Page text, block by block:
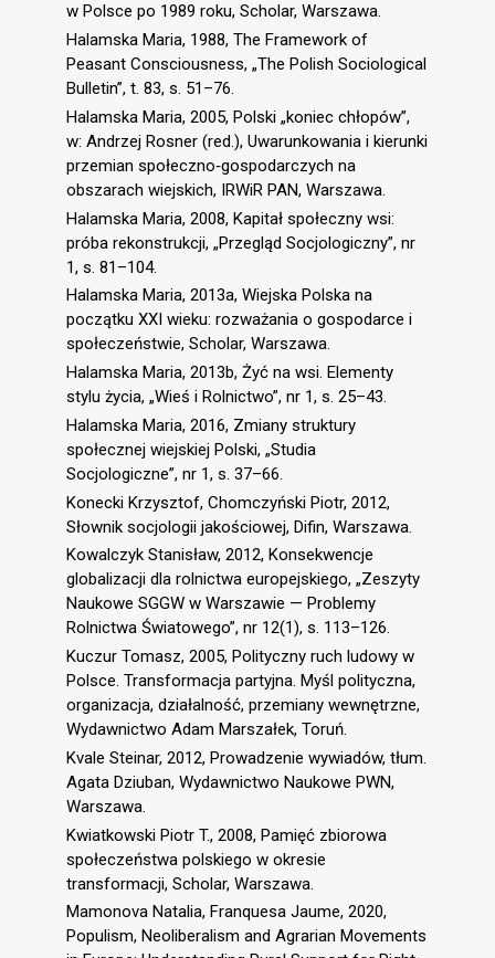
w Polsce po 1989 roku, Scholar, Warszawa.
Halamska Maria, 1988, The Framework of
Peasant Consciousness, „The Polish Sociological
Bulletin”, t. 83, s. 51–76.
Halamska Maria, 2005, Polski „koniec chłopów”,
w: Andrzej Rosner (red.), Uwarunkowania i kierunki
przemian społeczno‑gospodarczych na
obszarach wiejskich, IRWiR PAN, Warszawa.
Halamska Maria, 2008, Kapitał społeczny wsi:
próba rekonstrukcji, „Przegląd Socjologiczny”, nr
1, s. 81–104.
Halamska Maria, 2013a, Wiejska Polska na
początku XXI wieku: rozważania o gospodarce i
społeczeństwie, Scholar, Warszawa.
Halamska Maria, 2013b, Żyć na wsi. Elementy
stylu życia, „Wieś i Rolnictwo”, nr 1, s. 25–43.
Halamska Maria, 2016, Zmiany struktury
społecznej wiejskiej Polski, „Studia
Socjologiczne”, nr 1, s. 37–66.
Konecki Krzysztof, Chomczyński Piotr, 2012,
Słownik socjologii jakościowej, Difin, Warszawa.
Kowalczyk Stanisław, 2012, Konsekwencje
globalizacji dla rolnictwa europejskiego, „Zeszyty
Naukowe SGGW w Warszawie — Problemy
Rolnictwa Światowego”, nr 12(1), s. 113–126.
Kuczur Tomasz, 2005, Polityczny ruch ludowy w
Polsce. Transformacja partyjna. Myśl polityczna,
organizacja, działalność, przemiany wewnętrzne,
Wydawnictwo Adam Marszałek, Toruń.
Kvale Steinar, 2012, Prowadzenie wywiadów, tłum.
Agata Dziuban, Wydawnictwo Naukowe PWN,
Warszawa.
Kwiatkowski Piotr T., 2008, Pamięć zbiorowa
społeczeństwa polskiego w okresie
transformacji, Scholar, Warszawa.
Mamonova Natalia, Franquesa Jaume, 2020,
Populism, Neoliberalism and Agrarian Movements